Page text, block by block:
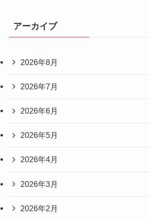
アーカイブ
2026年8月
2026年7月
2026年6月
2026年5月
2026年4月
2026年3月
2026年2月